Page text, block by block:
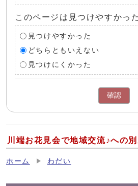
このページは見つけやすかっ
見つけやすかった
どちらともいえない
見つけにくかった
確認
川端お花見会で地域交流♪への別
ホーム わだい